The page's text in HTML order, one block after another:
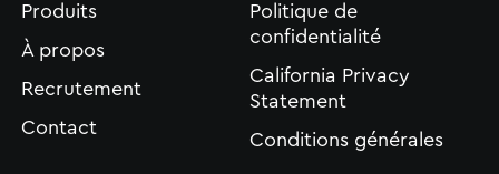
Produits
À propos
Recrutement
Contact
Politique de
confidentialité
California Privacy
Statement
Conditions générales